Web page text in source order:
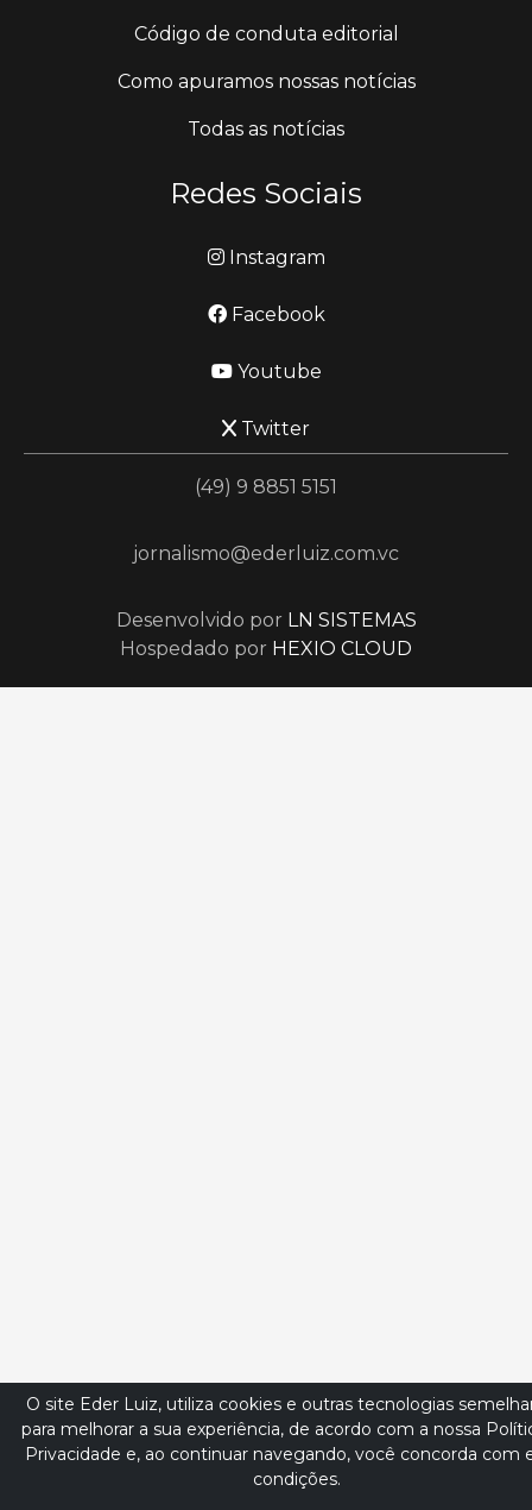
Código de conduta editorial
Como apuramos nossas notícias
Todas as notícias
Redes Sociais
Instagram
Facebook
Youtube
Twitter
(49) 9 8851 5151
jornalismo@ederluiz.com.vc
Desenvolvido por LN SISTEMAS
Hospedado por HEXIO CLOUD
O site Eder Luiz, utiliza cookies e outras tecnologias
para melhorar a sua experiência, de acordo com a nossa
Privacidade e, ao continuar navegando, você concorda com
condições.